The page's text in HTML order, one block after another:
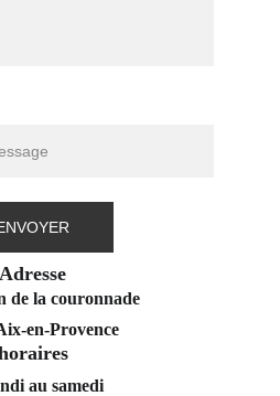
Adresse
de la couronnade
en-Provence
au samedi